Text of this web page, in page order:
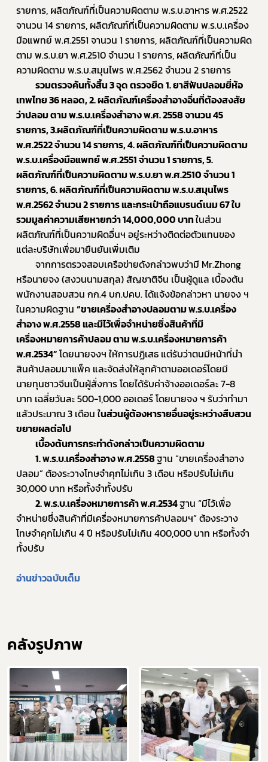
รายการ, ผลิตภัณฑ์ที่เป็นความผิดตาม พ.ร.บ.อาหาร พ.ศ.2522
จานวน 14 รายการ, ผลิตภัณฑ์ที่เป็นความผิดตาม พ.ร.บ.เครื่อง
มือแพทย์ พ.ศ.2551 จานวน 1 รายการ, ผลิตภัณฑ์ที่เป็นความผิด
ตาม พ.ร.บ.ยา พ.ศ.2510 จำนวน 1 รายการ, ผลิตภัณฑ์ที่เป็น
ความผิดตาม พ.ร.บ.สมุนไพร พ.ศ.2562 จำนวน 2 รายการ
รวมตรวจค้นทั้งสิ้น 3 จุด ตรวจยึด 1. ยาสีฟันปลอมยี่ห้อ
เทพไทย 36 หลอด, 2. ผลิตภัณฑ์เครื่องสำอางอื่นที่ต้องสงสัย
ว่าปลอม ตาม พ.ร.บ.เครื่องสำอาง พ.ศ. 2558 จานวน 45
รายการ, 3.ผลิตภัณฑ์ที่เป็นความผิดตาม พ.ร.บ.อาหาร
พ.ศ.2522 จำนวน 14 รายการ, 4. ผลิตภัณฑ์ที่เป็นความผิดตาม
พ.ร.บ.เครื่องมือแพทย์ พ.ศ.2551 จำนวน 1 รายการ, 5.
ผลิตภัณฑ์ที่เป็นความผิดตาม พ.ร.บ.ยา พ.ศ.2510 จำนวน 1
รายการ, 6. ผลิตภัณฑ์ที่เป็นความผิดตาม พ.ร.บ.สมุนไพร
พ.ศ.2562 จำนวน 2 รายการ และกระเป๋าถือแบรนด์เนม 67 ใบ
รวมมูลค่าความเสียหายกว่า 14,000,000 บาท ในส่วน
ผลิตภัณฑ์ที่เป็นความผิดอื่นฯ อยู่ระหว่างติดต่อตัวแทนของ
แต่ละบริษัทเพื่อมายืนยันเพิ่มเติม
หรือนายจง (สงวนนามสกุล) สัญชาติจีน เป็นผู้ดูแล เบื้องต้น
พนักงานสอบสวน กก.4 บก.ปคบ. ได้แจ้งข้อกล่าวหา นายจง ฯ
ในความผิดฐาน “ขายเครื่องสำอางปลอมตาม พ.ร.บ.เครื่อง
สำอาง พ.ศ.2558 และมีไว้เพื่อจำหน่ายซึ่งสินค้าที่มี
เครื่องหมายการค้าปลอม ตาม พ.ร.บ.เครื่องหมายการค้า
พ.ศ.2534” โดยนายจงฯ ให้การปฏิเสธ แต่รับว่าตนมีหน้าที่นำ
สินค้าปลอมมาแพ็ค และจัดส่งให้ลูกค้าตามออเดอร์โดยมี
นายทุนชาวจีนเป็นผู้สั่งการ โดยได้รับค่าจ้างออเดอร์ละ 7-8
บาท เฉลี่ยวันละ 500-1,000 ออเดอร์ โดยนายจง ฯ รับว่าทำมา
แล้วประมาณ 3 เดือน ในส่วนผู้ต้องหารายอื่นอยู่ระหว่างสืบสวน
ขยายผลต่อไป
เบื้องต้นการกระทำดังกล่าวเป็นความผิดตาม
1. พ.ร.บ.เครื่องสำอาง พ.ศ.2558 ฐาน “ขายเครื่องสำอาง
ปลอม” ต้องระวางโทษจำคุกไม่เกิน 3 เดือน หรือปรับไม่เกิน
30,000 บาท หรือทั้งจำทั้งปรับ
2. พ.ร.บ.เครื่องหมายการค้า พ.ศ.2534 ฐาน “มีไว้เพื่อ
จำหน่ายซึ่งสินค้าที่มีเครื่องหมายการค้าปลอมฯ” ต้องระวาง
โทษจำคุกไม่เกิน 4 ปี หรือปรับไม่เกิน 400,000 บาท หรือทั้งจำ
ทั้งปรับ
อ่านข่าวฉบับเต็ม
คลังรูปภาพ
Subscribe
เลือกหัวข้อที่ท่านต้องการ Subscribe
ร้องเรียนเครื่องสำอางค์